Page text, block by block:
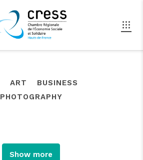
ART
BUSINESS
PHOTOGRAPHY
Show more